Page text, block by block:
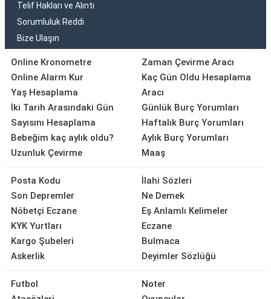
Telif Hakları ve Alıntı
Sorumluluk Reddi
Bize Ulaşın
Online Kronometre
Online Alarm Kur
Yaş Hesaplama
İki Tarih Arasındaki Gün
Sayısını Hesaplama
Bebeğim kaç aylık oldu?
Uzunluk Çevirme
Zaman Çevirme Aracı
Kaç Gün Oldu Hesaplama
Aracı
Günlük Burç Yorumları
Haftalık Burç Yorumları
Aylık Burç Yorumları
Maaş
Posta Kodu
Son Depremler
Nöbetçi Eczane
KYK Yurtları
Kargo Şubeleri
Askerlik
İlahi Sözleri
Ne Demek
Eş Anlamlı Kelimeler
Eczane
Bulmaca
Deyimler Sözlüğü
Futbol
Noter